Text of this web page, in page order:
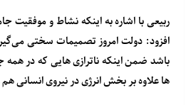
ربیعی با اشاره به اینکه نشاط و
افزود: دولت امروز تصمیمات سختی
باشد ضمن اینکه ناترازی هایی که در همه
ها علاوه بر بخش انرژی در نیروی انسانی